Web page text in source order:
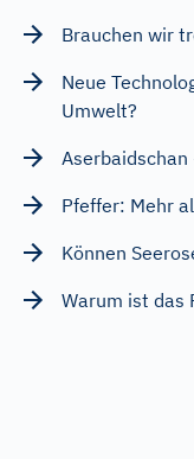
Brauchen wir
Neue
Umwelt?
Aserbaidschan
Pfeffer: Mehr
Können
Warum ist das